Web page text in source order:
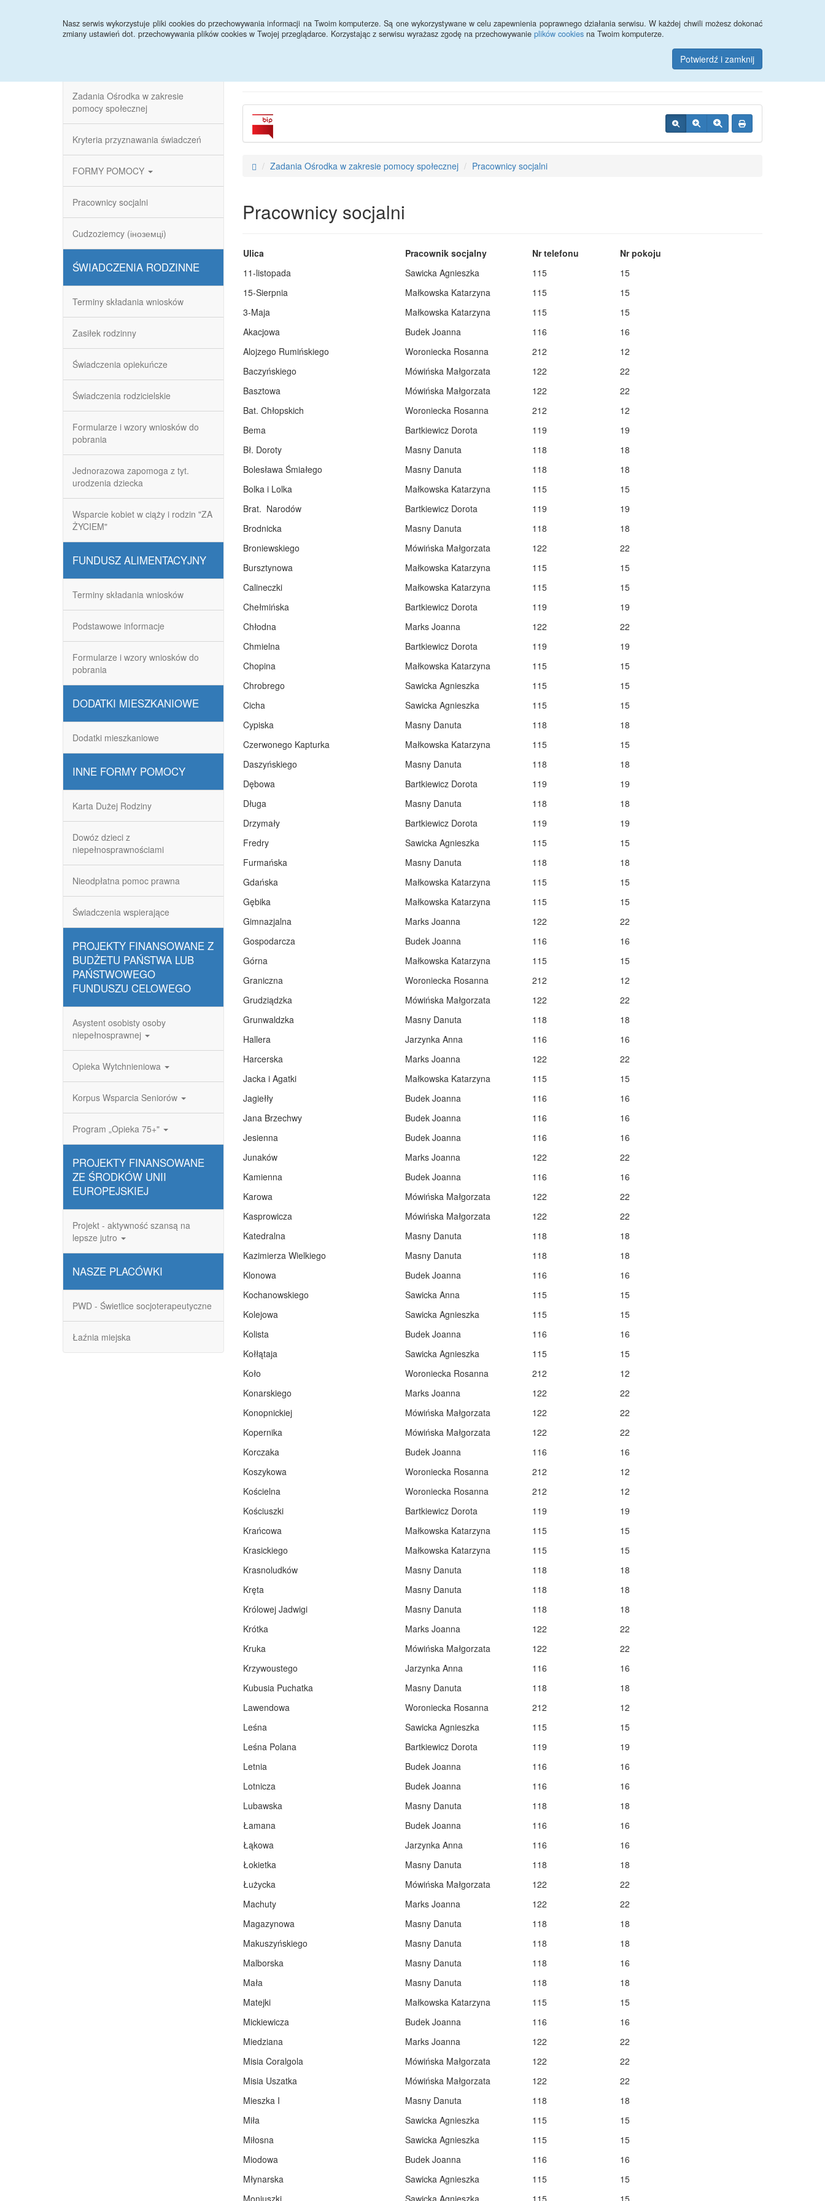
Nasz serwis wykorzystuje pliki cookies do przechowywania informacji na Twoim komputerze. Są one wykorzystywane w celu zapewnienia poprawnego działania serwisu. W każdej chwili możesz dokonać
zmiany ustawień dot. przechowywania plików cookies w Twojej przeglądarce. Korzystając z serwisu wyrażasz zgodę na przechowywanie plików cookies na Twoim komputerze.
Potwierdź i zamknij
Zadania Ośrodka w zakresie
pomocy społecznej
Kryteria przyznawania świadczeń
FORMY POMOCY
Pracownicy socjalni
Cudzoziemcy (іноземці)
ŚWIADCZENIA RODZINNE
Terminy składania wniosków
Zasiłek rodzinny
Świadczenia opiekuńcze
Świadczenia rodzicielskie
Formularze i wzory wniosków do
pobrania
Jednorazowa zapomoga z tyt.
urodzenia dziecka
Wsparcie kobiet w ciąży i rodzin "ZA
ŻYCIEM"
FUNDUSZ ALIMENTACYJNY
Terminy składania wniosków
Podstawowe informacje
Formularze i wzory wniosków do
pobrania
DODATKI MIESZKANIOWE
Dodatki mieszkaniowe
INNE FORMY POMOCY
Karta Dużej Rodziny
Dowóz dzieci z
niepełnosprawnościami
Nieodpłatna pomoc prawna
Świadczenia wspierające
PROJEKTY FINANSOWANE Z
BUDŻETU PAŃSTWA LUB
PAŃSTWOWEGO
FUNDUSZU CELOWEGO
Asystent osobisty osoby
niepełnosprawnej
Opieka Wytchnieniowa
Korpus Wsparcia Seniorów
Program „Opieka 75+"
PROJEKTY FINANSOWANE
ZE ŚRODKÓW UNII
EUROPEJSKIEJ
Projekt - aktywność szansą na
lepsze jutro
NASZE PLACÓWKI
PWD - Świetlice socjoterapeutyczne
Łaźnia miejska
Miejski Ośrodek Pomocy Społecznej w Kwidzynie
Zadania Ośrodka w zakresie pomocy społecznej Pracownicy socjalni
Pracownicy socjalni
Ulica Pracownik socjalny Nr telefonu
Nr pokoju
11-listopada
Sawicka Agnieszka 115
15
15-Sierpnia
Małkowska Katarzyna 115
15
3-Maja
Małkowska Katarzyna 115
15
Akacjowa
Budek Joanna 116
16
Alojzego Rumińskiego
Woroniecka Rosanna 212
12
Baczyńskiego
Mówińska Małgorzata 122
22
Basztowa
Mówińska Małgorzata 122
22
Bat. Chłopskich
Woroniecka Rosanna 212
12
Bema
Bartkiewicz Dorota 119
19
Bł. Doroty
Masny Danuta 118
18
Bolesława Śmiałego
Masny Danuta 118
18
Bolka i Lolka
Małkowska Katarzyna 115
15
Brat. Narodów
Bartkiewicz Dorota 119
19
Brodnicka
Masny Danuta 118
18
Broniewskiego
Mówińska Małgorzata 122
22
Bursztynowa
Małkowska Katarzyna 115
15
Calineczki
Małkowska Katarzyna 115
15
Chełmińska
Bartkiewicz Dorota 119
19
Chłodna
Marks Joanna 122
22
Chmielna
Bartkiewicz Dorota 119
19
Chopina
Małkowska Katarzyna 115
15
Chrobrego
Sawicka Agnieszka 115
15
Cicha
Sawicka Agnieszka 115
15
Cypiska
Masny Danuta 118
18
Czerwonego Kapturka
Małkowska Katarzyna 115
15
Daszyńskiego
Masny Danuta 118
18
Dębowa
Bartkiewicz Dorota 119
19
Długa
Masny Danuta 118
18
Drzymały
Bartkiewicz Dorota 119
19
Fredry
Sawicka Agnieszka 115
15
Furmańska
Masny Danuta 118
18
Gdańska
Małkowska Katarzyna 115
15
Gębika
Małkowska Katarzyna 115
15
Gimnazjalna
Marks Joanna 122
22
Gospodarcza
Budek Joanna 116
16
Górna
Małkowska Katarzyna 115
15
Graniczna
Woroniecka Rosanna 212
12
Grudziądzka
Mówińska Małgorzata 122
22
Grunwaldzka
Masny Danuta 118
18
Hallera
Jarzynka Anna 116
16
Harcerska
Marks Joanna 122
22
Jacka i Agatki
Małkowska Katarzyna 115
15
Jagiełły
Budek Joanna 116
16
Jana Brzechwy
Budek Joanna 116
16
Jesienna
Budek Joanna 116
16
Junaków
Marks Joanna 122
22
Kamienna
Budek Joanna 116
16
Karowa
Mówińska Małgorzata 122
22
Kasprowicza
Mówińska Małgorzata 122
22
Katedralna
Masny Danuta 118
18
Kazimierza Wielkiego
Masny Danuta 118
18
Klonowa
Budek Joanna 116
16
Kochanowskiego
Sawicka Anna 115
15
Kolejowa
Sawicka Agnieszka 115
15
Kolista
Budek Joanna 116
16
Kołłątaja
Sawicka Agnieszka 115
15
Koło
Woroniecka Rosanna 212
12
Konarskiego
Marks Joanna 122
22
Konopnickiej
Mówińska Małgorzata 122
22
Kopernika
Mówińska Małgorzata 122
22
Korczaka
Budek Joanna 116
16
Koszykowa
Woroniecka Rosanna 212
12
Kościelna
Woroniecka Rosanna 212
12
Kościuszki
Bartkiewicz Dorota 119
19
Krańcowa
Małkowska Katarzyna 115
15
Krasickiego
Małkowska Katarzyna 115
15
Krasnoludków
Masny Danuta 118
18
Kręta
Masny Danuta 118
18
Królowej Jadwigi
Masny Danuta 118
18
Krótka
Marks Joanna 122
22
Kruka
Mówińska Małgorzata 122
22
Krzywoustego
Jarzynka Anna 116
16
Kubusia Puchatka
Masny Danuta 118
18
Lawendowa
Woroniecka Rosanna 212
12
Leśna
Sawicka Agnieszka 115
15
Leśna Polana
Bartkiewicz Dorota 119
19
Letnia
Budek Joanna 116
16
Lotnicza
Budek Joanna 116
16
Lubawska
Masny Danuta 118
18
Łamana
Budek Joanna 116
16
Łąkowa
Jarzynka Anna 116
16
Łokietka
Masny Danuta 118
18
Łużycka
Mówińska Małgorzata 122
22
Machuty
Marks Joanna 122
22
Magazynowa
Masny Danuta 118
18
Makuszyńskiego
Masny Danuta 118
18
Malborska
Masny Danuta 118
16
Mała
Masny Danuta 118
18
Matejki
Małkowska Katarzyna 115
15
Mickiewicza
Budek Joanna 116
16
Miedziana
Marks Joanna 122
22
Misia Coralgola
Mówińska Małgorzata 122
22
Misia Uszatka
Mówińska Małgorzata 122
22
Mieszka I
Masny Danuta 118
18
Miła
Sawicka Agnieszka 115
15
Miłosna
Sawicka Agnieszka 115
15
Miodowa
Budek Joanna 116
16
Młynarska
Sawicka Agnieszka 115
15
Moniuszki
Sawicka Agnieszka 115 15